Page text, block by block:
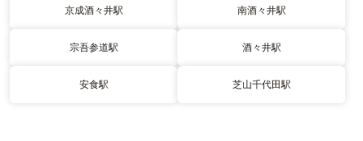
京成酒々井駅 南酒々井駅
宗吾参道駅 酒々井駅
安食駅 芝山千代田駅